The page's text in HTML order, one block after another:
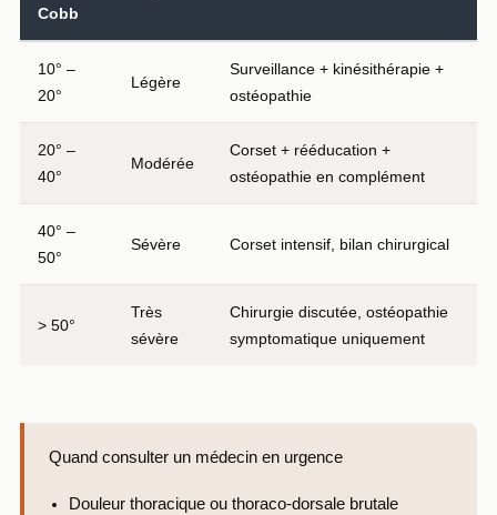
Cobb
10° –
20°
Légère
Surveillance + kinésithérapie +
ostéopathie
20° –
40°
Modérée
Corset + rééducation +
ostéopathie en complément
40° –
50°
Sévère Corset intensif, bilan chirurgical
> 50°
Très
sévère
Chirurgie discutée, ostéopathie
symptomatique uniquement
Quand consulter un médecin en urgence
Douleur thoracique ou thoraco-dorsale brutale